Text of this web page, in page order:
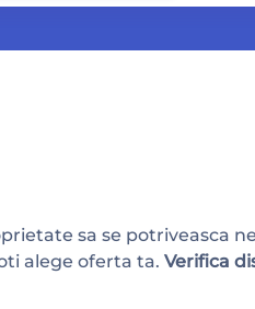
sa se potriveasca
alege oferta ta. Verifica